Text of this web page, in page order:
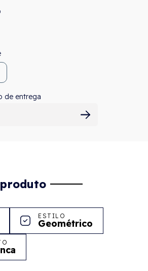
de entrega
ESTILO
Geométrico